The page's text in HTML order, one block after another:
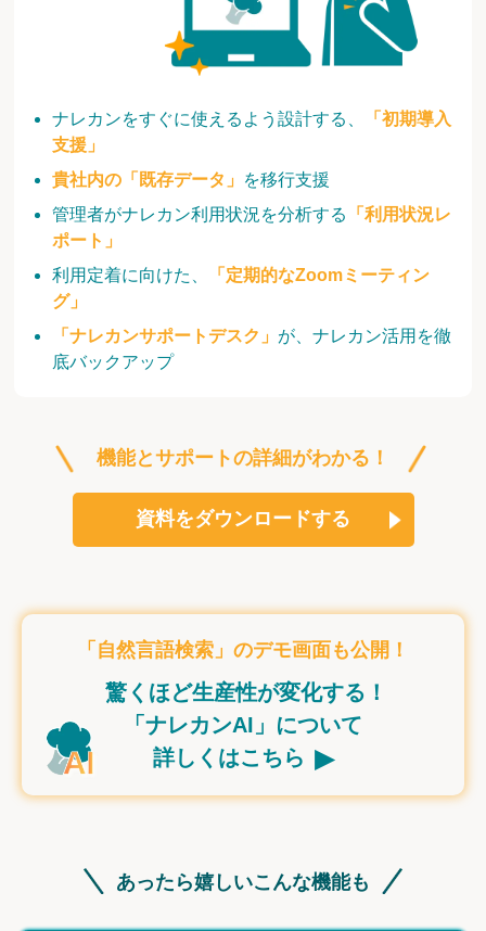
ナレカンをすぐに使えるよう設計する、
「初期導入
支援」
貴社内の「既存データ」 を移行支援
管理者がナレカン利用状況を分析する
「利用状況レ
ポート」
利用定着に向けた、
「定期的なZoomミーティン
グ」
「ナレカンサポートデスク」 が、ナレカン活用を徹
底バックアップ
機能とサポートの詳細がわかる！
資料をダウンロードする
「自然言語検索」のデモ画面も公開！
驚くほど生産性が変化する！
「ナレカンAI」について
詳しくはこちら ▸
あったら嬉しいこんな機能も